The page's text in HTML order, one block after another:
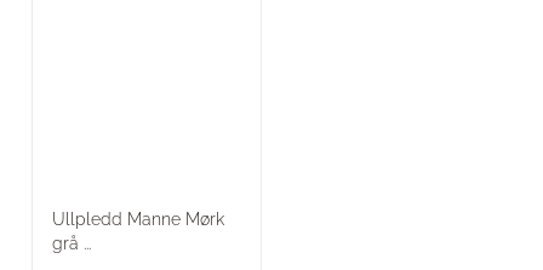
Ullpledd Manne Mørk
grå ...